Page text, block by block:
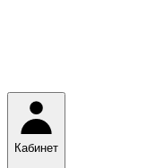
Кабинет